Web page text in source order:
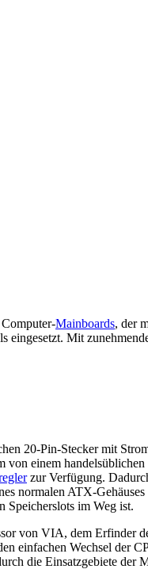
Mainboards, der
eingesetzt. Mit
20-Pin-Stecker mit
von einem
zur Verfügung.
normalen ATX-
Speicherslots im Weg ist.
von VIA, dem Erfinder
einfachen Wechsel der
die Einsatzgebiete